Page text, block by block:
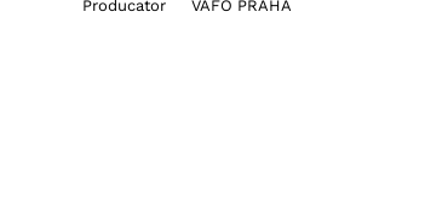
Producator VAFO PRAHA